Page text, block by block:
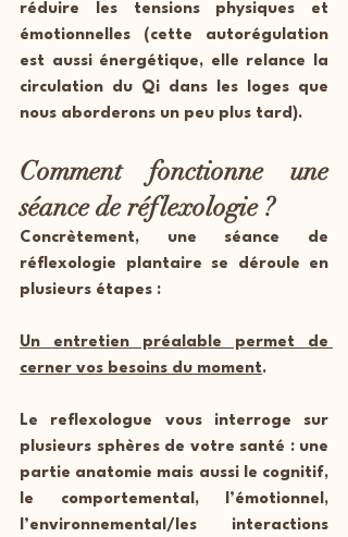
réduire les tensions physiques et
émotionnelles (cette autorégulation
est aussi énergétique, elle relance la
circulation du Qi dans les loges que
nous aborderons un peu plus tard).
Comment fonctionne une
séance de réflexologie ?
Concrètement, une séance de
réflexologie plantaire se déroule en
plusieurs étapes :
Un entretien préalable permet de
cerner vos besoins du moment.
Le reflexologue vous interroge sur
plusieurs sphères de votre santé : une
partie anatomie mais aussi le cognitif,
le comportemental, l’émotionnel,
l’environnemental/les interactions